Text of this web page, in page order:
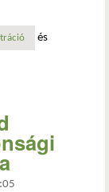
sérülékenység
és